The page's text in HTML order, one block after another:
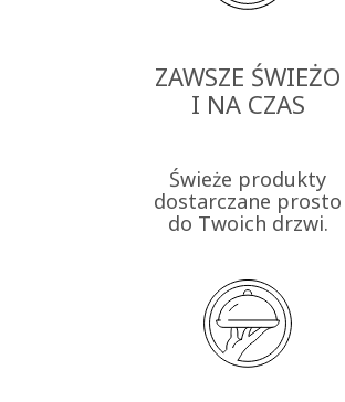
ZAWSZE ŚWIEŻO
I NA CZAS
Świeże produkty
dostarczane prosto
do Twoich drzwi.